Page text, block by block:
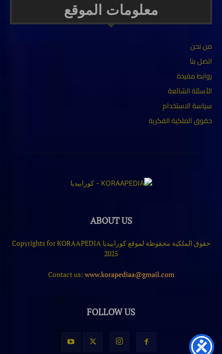
معلومات الموقع
من نحن
اتصل بنا
روابط مفيدة
الأسئلة الشائعة
سياسة الاستخدام
حقوق الملكية الفكرية
ABOUT US
حقوق الملكية محفوظة لموقع كورابيديا Copyrights for KORAAPEDIA
2025
Contact us: www.korapediaa@gmail.com
FOLLOW US